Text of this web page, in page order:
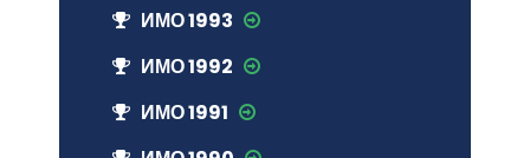
ИМО 1993
ИМО 1992
ИМО 1991